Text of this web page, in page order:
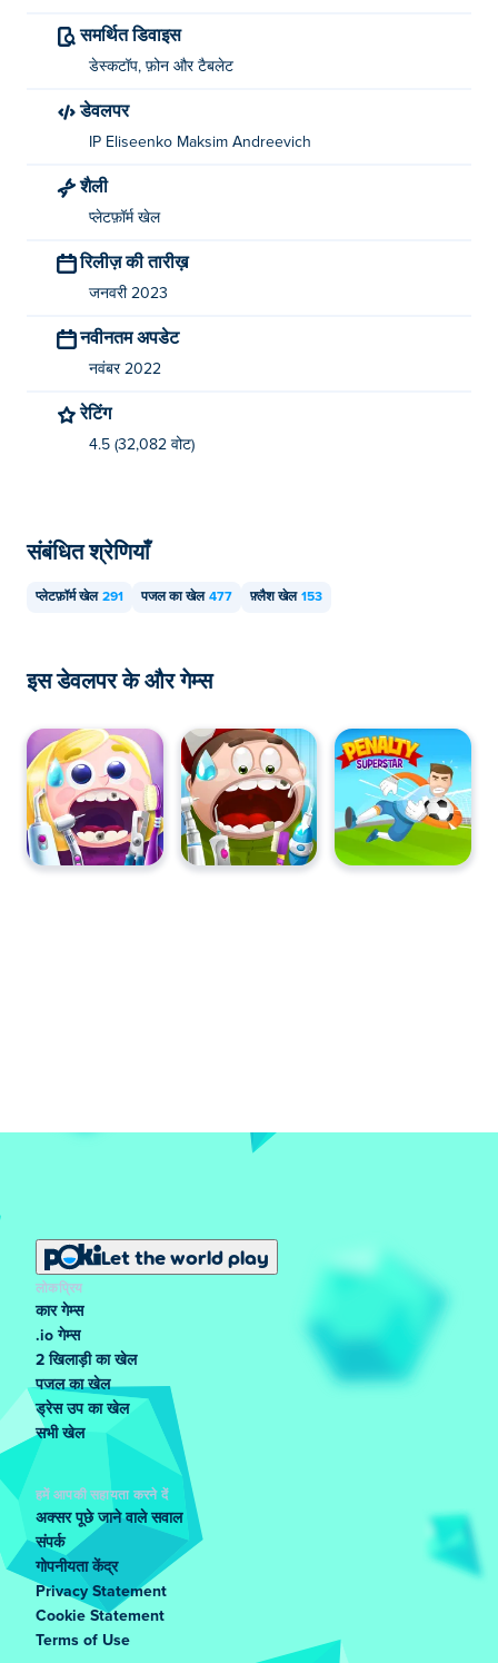
समर्थित डिवाइस
डेस्कटॉप, फ़ोन और टैबलेट
डेवलपर
IP Eliseenko Maksim Andreevich
शैली
प्लेटफ़ॉर्म खेल
रिलीज़ की तारीख़
जनवरी 2023
नवीनतम अपडेट
नवंबर 2022
रेटिंग
4.5 (32,082 वोट)
संबंधित श्रेणियाँ
प्लेटफ़ॉर्म खेल 291 पजल का खेल 477 फ़्लैश खेल 153
इस डेवलपर के और गेम्स
Let the world play
लोकप्रिय
कार गेम्स
.io गेम्स
2 खिलाड़ी का खेल
पजल का खेल
ड्रेस उप का खेल
सभी खेल
हमें आपकी सहायता करने दें
अक्सर पूछे जाने वाले सवाल
संपर्क
गोपनीयता केंद्र
Privacy Statement
Cookie Statement
Terms of Use